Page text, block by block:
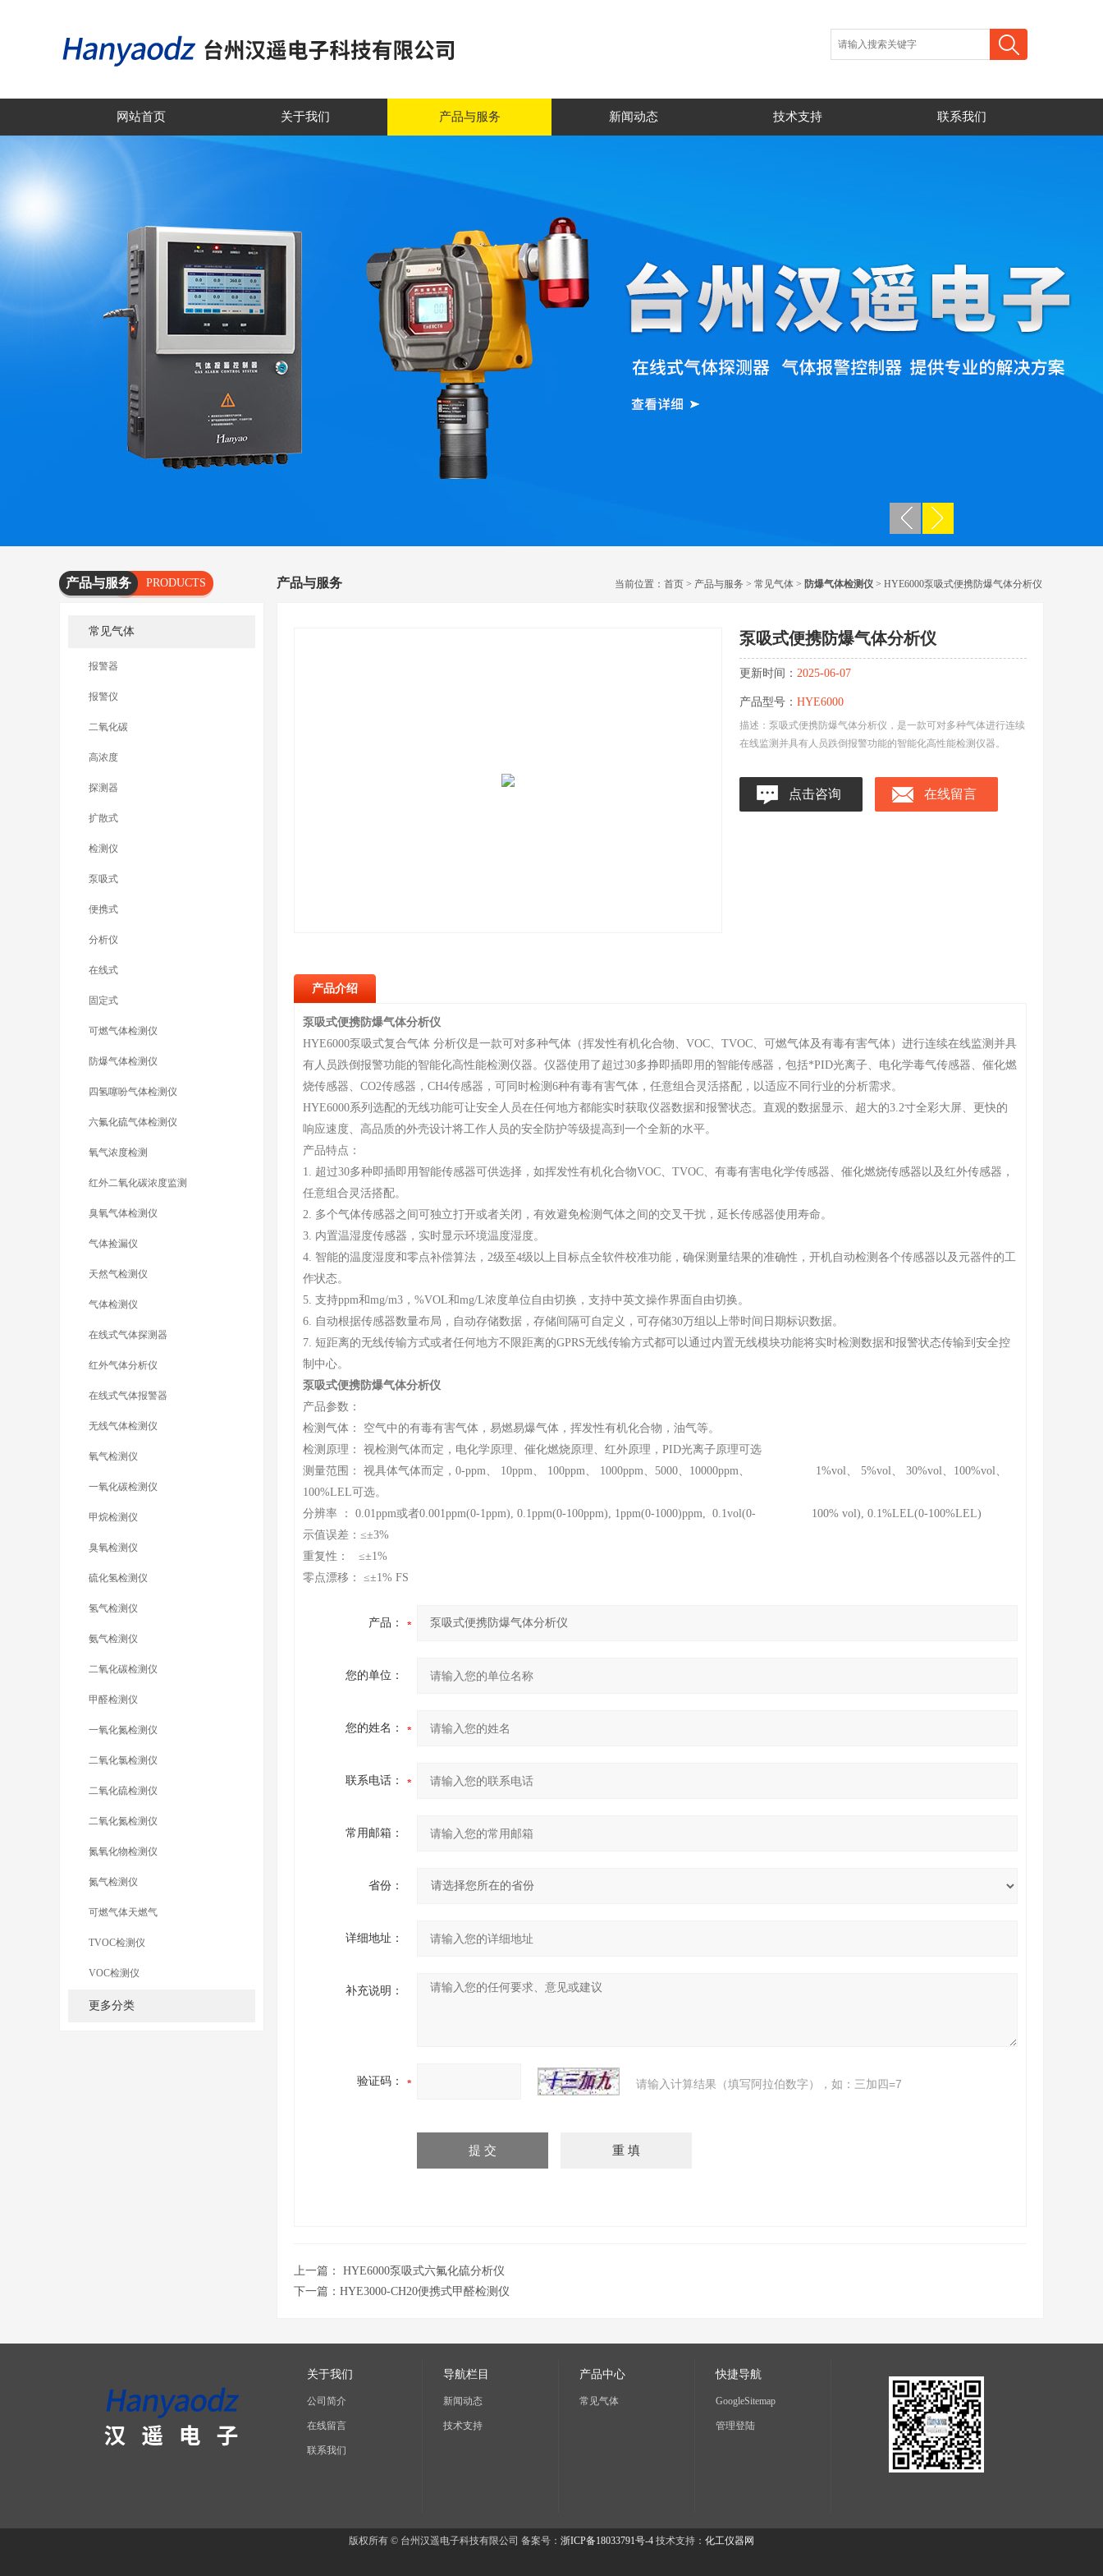
网站首页 关于我们 产品与服务 新闻动态 技术支持 联系我们
产品与服务
PRODUCTS
常见气体
报警器
报警仪
二氧化碳
高浓度
探测器
扩散式
检测仪
泵吸式
便携式
分析仪
在线式
固定式
可燃气体检测仪
防爆气体检测仪
四氢噻吩气体检测仪
六氟化硫气体检测仪
氧气浓度检测
红外二氧化碳浓度监测
臭氧气体检测仪
气体捡漏仪
天然气检测仪
气体检测仪
在线式气体探测器
红外气体分析仪
在线式气体报警器
无线气体检测仪
氧气检测仪
一氧化碳检测仪
甲烷检测仪
臭氧检测仪
硫化氢检测仪
氢气检测仪
氨气检测仪
二氧化碳检测仪
甲醛检测仪
一氧化氮检测仪
二氧化氯检测仪
二氧化硫检测仪
二氧化氮检测仪
氮氧化物检测仪
氮气检测仪
可燃气体天燃气
TVOC检测仪
VOC检测仪
更多分类
产品与服务 当前位置： 首页 > 产品与服务 > 常见气体 > 防爆气体检测仪 > HYE6000泵吸式便携防爆气体分析仪
泵吸式便携防爆气体分析仪
更新时间： 2025-06-07
产品型号： HYE6000
描述：泵吸式便携防爆气体分析仪，是一款可对多种气体进行连续
在线监测并具有人员跌倒报警功能的智能化高性能检测仪器。
点击咨询 在线留言
产品介绍
泵吸式便携防爆气体分析仪
HYE6000泵吸式复合气体 分析仪是一款可对多种气体（挥发性有机化合物、VOC、TVOC、可燃气体及有毒有害气体）进行连续在线监测并具
有人员跌倒报警功能的智能化高性能检测仪器。仪器使用了超过30多挣即插即用的智能传感器，包括*PID光离子、电化学毒气传感器、催化燃
烧传感器、CO2传感器，CH4传感器，可同时检测6种有毒有害气体，任意组合灵活搭配，以适应不同行业的分析需求。
HYE6000系列选配的无线功能可让安全人员在任何地方都能实时获取仪器数据和报警状态。直观的数据显示、超大的3.2寸全彩大屏、更快的
响应速度、高品质的外壳设计将工作人员的安全防护等级提高到一个全新的水平。
产品特点：
1. 超过30多种即插即用智能传感器可供选择，如挥发性有机化合物VOC、TVOC、有毒有害电化学传感器、催化燃烧传感器以及红外传感器，
任意组合灵活搭配。
2. 多个气体传感器之间可独立打开或者关闭，有效避免检测气体之间的交叉干扰，延长传感器使用寿命。
3. 内置温湿度传感器，实时显示环境温度湿度。
4. 智能的温度湿度和零点补偿算法，2级至4级以上目标点全软件校准功能，确保测量结果的准确性，开机自动检测各个传感器以及元器件的工
作状态。
5. 支持ppm和mg/m3，%VOL和mg/L浓度单位自由切换，支持中英文操作界面自由切换。
6. 自动根据传感器数量布局，自动存储数据，存储间隔可自定义，可存储30万组以上带时间日期标识数据。
7. 短距离的无线传输方式或者任何地方不限距离的GPRS无线传输方式都可以通过内置无线模块功能将实时检测数据和报警状态传输到安全控
制中心。
泵吸式便携防爆气体分析仪
产品参数：
检测气体： 空气中的有毒有害气体，易燃易爆气体，挥发性有机化合物，油气等。
检测原理： 视检测气体而定，电化学原理、催化燃烧原理、红外原理，PID光离子原理可选
测量范围： 视具体气体而定，0-ppm、 10ppm、 100ppm、 1000ppm、5000、10000ppm、 1%vol、 5%vol、 30%vol、100%vol、
100%LEL可选。
分辨率 ： 0.01ppm或者0.001ppm(0-1ppm), 0.1ppm(0-100ppm), 1ppm(0-1000)ppm, 0.1vol(0- 100% vol), 0.1%LEL(0-100%LEL)
示值误差：≤±3%
重复性： ≤±1%
零点漂移： ≤±1% FS
产品：
您的单位：
您的姓名：
联系电话：
常用邮箱：
省份：
详细地址：
补充说明：
验证码： 请输入计算结果（填写阿拉伯数字），如：三加四=7
上一篇： HYE6000泵吸式六氟化硫分析仪
下一篇： HYE3000-CH20便携式甲醛检测仪
关于我们
公司简介
在线留言
联系我们
导航栏目
新闻动态
技术支持
产品中心
常见气体
快捷导航
GoogleSitemap
管理登陆
版权所有 © 台州汉遥电子科技有限公司 备案号： 浙ICP备18033791号-4 技术支持： 化工仪器网